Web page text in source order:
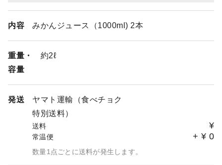
内容 みかんジュース（1000ml) 2本
重量・
容量
約2ℓ
発送
ヤマト運輸（食べチョク
特別送料）
送料 ¥
常温便 + ¥ 0
数量1点ごとに送料が発生します。